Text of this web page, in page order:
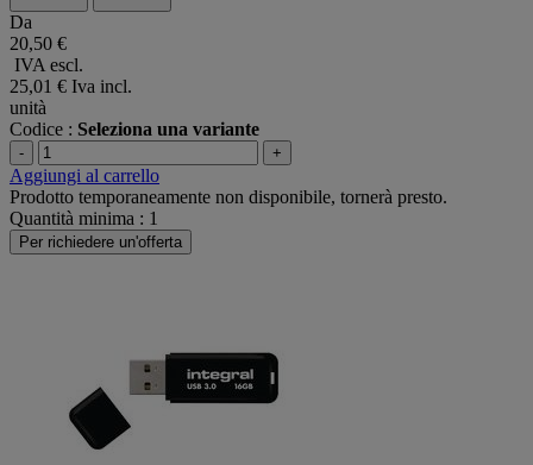
Da
20,50 €
IVA escl.
25,01 € Iva incl.
unità
Codice : Seleziona una variante
- +
Aggiungi al carrello
Prodotto temporaneamente non disponibile, tornerà presto.
Quantità minima : 1
Per richiedere un'offerta